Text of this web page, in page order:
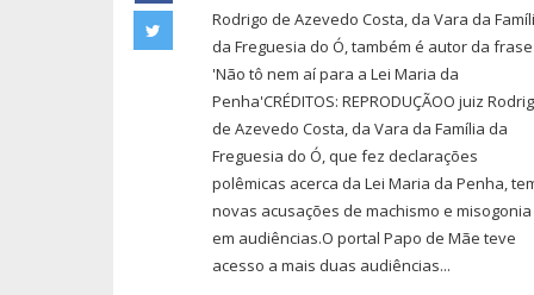
Rodrigo de Azevedo Costa, da Vara da
da Freguesia do Ó, também é autor da frase
'Não tô nem aí para a Lei Maria da
Penha'CRÉDITOS: REPRODUÇÃOO juiz
de Azevedo Costa, da Vara da Família da
Freguesia do Ó, que fez declarações
polêmicas acerca da Lei Maria da Penha,
novas acusações de machismo e misogonia
em audiências.O portal Papo de Mãe teve
acesso a mais duas audiências...